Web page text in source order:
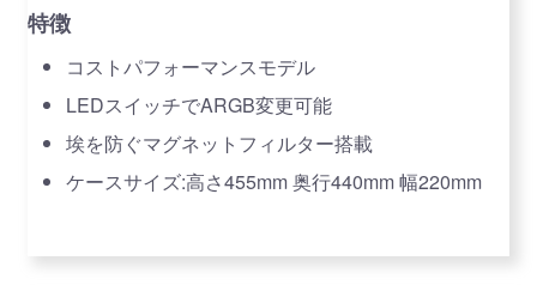
特徴
コストパフォーマンスモデル
LEDスイッチでARGB変更可能
埃を防ぐマグネットフィルター搭載
ケースサイズ:高さ455mm 奥行440mm 幅220mm